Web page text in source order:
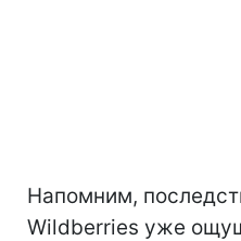
Напомним,
Wildberries уже